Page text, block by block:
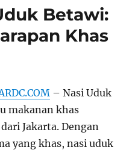
Betawi:
Khas
– Nasi Uduk
makanan khas
Jakarta. Dengan
yang khas, nasi uduk